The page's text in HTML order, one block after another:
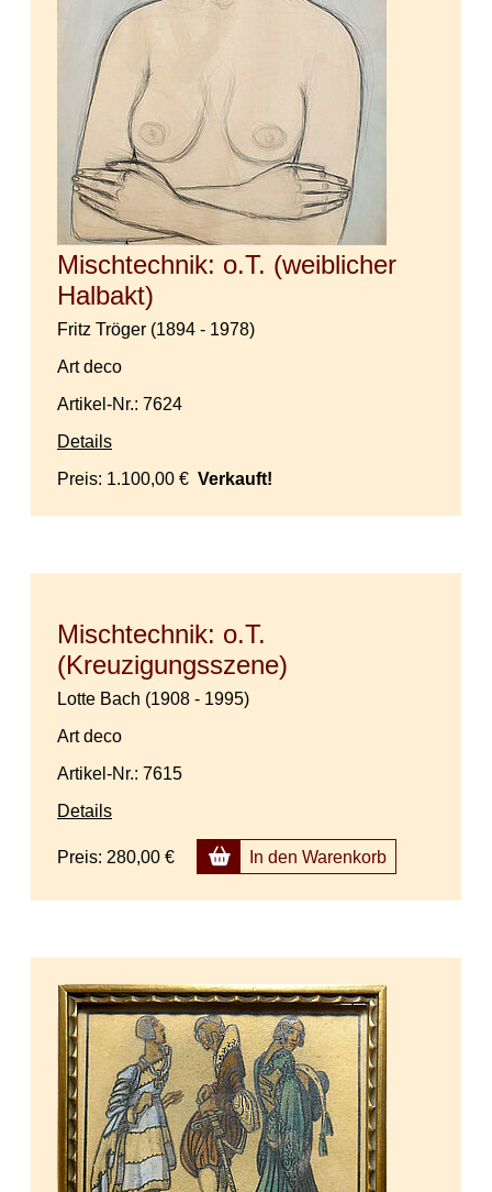
Mischtechnik: o.T. (weiblicher
Halbakt)
Fritz Tröger (1894 - 1978)
Art deco
Artikel-Nr.: 7624
Details
Preis: 1.100,00 € Verkauft!
Mischtechnik: o.T.
(Kreuzigungsszene)
Lotte Bach (1908 - 1995)
Art deco
Artikel-Nr.: 7615
Details
Preis: 280,00 € In den Warenkorb